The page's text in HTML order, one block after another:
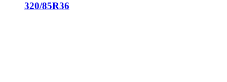
320/85R36